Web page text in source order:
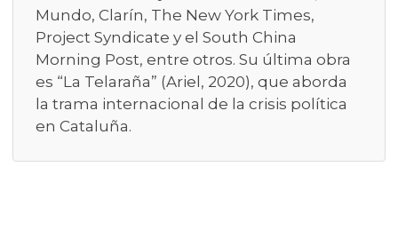
Mundo, Clarín, The New York Times,
Project Syndicate y el South China
Morning Post, entre otros. Su última obra
es “La Telaraña” (Ariel, 2020), que aborda
la trama internacional de la crisis política
en Cataluña.